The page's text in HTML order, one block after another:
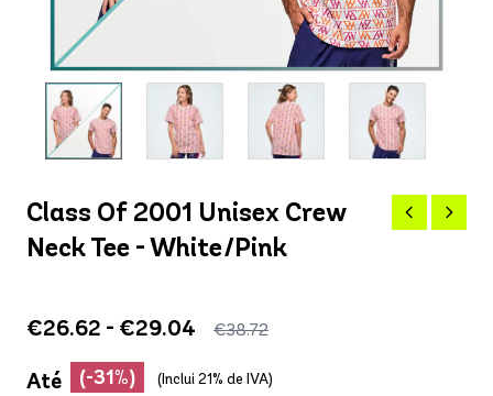
Class Of 2001 Unisex Crew
Neck Tee - White/Pink
€26.62 - €29.04 €38.72
Até (-31%) (Inclui 21% de IVA)